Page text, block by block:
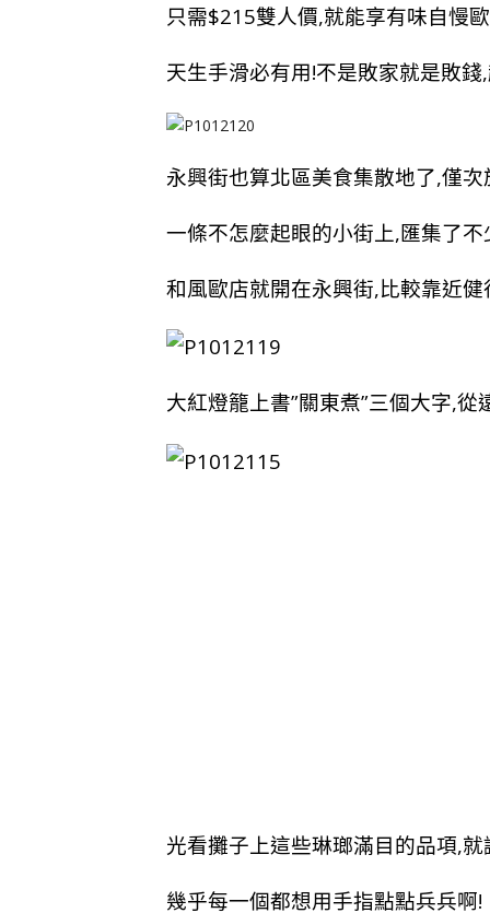
只需$215雙人價,就能享有味自慢
天生手滑必有用!不是敗家就是敗錢
永興街也算北區美食集散地了,僅
一條不怎麼起眼的小街上,匯集了
和風歐店就開在永興街,比較靠近健
大紅燈籠上書”關東煮”三個大字,從
光看攤子上這些琳瑯滿目的品項,
幾乎每一個都想用手指點點兵兵啊!